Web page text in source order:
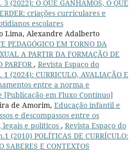
(2022): O QUE GANHAMOS, O QUE
criações curriculares e
escolares
Lima, Alexandre Adalberto
PEDAGÓGICO EM TORNO DA
A PARTIR DA FORMAÇÃO DE
PARFOR, Revista Espaço do
(2024): CURRICULO, AVALIAÇÃO E
entre a norma e
em Fluxo Contínuo]
de Amorim, Educação infantil e
e descompassos entre os
legais e políticos , Revista Espaço do
(2010) POLÍTICAS DE CURRÍCULO:
SABERES E CONTEXTOS